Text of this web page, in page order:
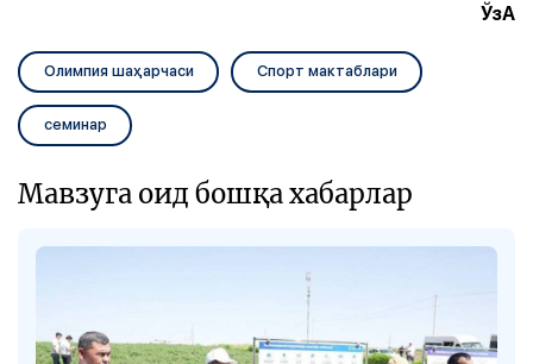
ЎзА
Олимпия шаҳарчаси Спорт мактаблари
семинар
Мавзуга оид бошқа хабарлар